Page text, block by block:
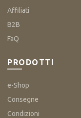
Affiliati
B2B
FaQ
PRODOTTI
e-Shop
Consegne
Condizioni